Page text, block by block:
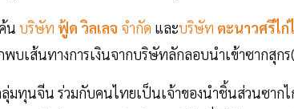
น บริษัท ฟู้ด วิลเลจ จำกัด และบริษัท ตะนาวศรีไก่
พบเส้นทางการเงินจากบริษัทลักลอบนำเข้าซากสุก
มทุนจีน ร่วมกับคนไทยเป็นเจ้าของนำชิ้นส่วนซาก